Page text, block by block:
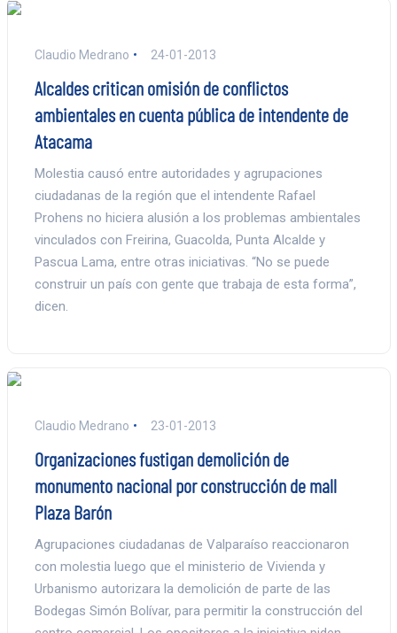
Claudio Medrano 24-01-2013
Alcaldes critican omisión de conflictos
ambientales en cuenta pública de intendente de
Atacama
Molestia causó entre autoridades y agrupaciones
ciudadanas de la región que el intendente Rafael
Prohens no hiciera alusión a los problemas ambientales
vinculados con Freirina, Guacolda, Punta Alcalde y
Pascua Lama, entre otras iniciativas. “No se puede
construir un país con gente que trabaja de esta forma”,
dicen.
Claudio Medrano 23-01-2013
Organizaciones fustigan demolición de
monumento nacional por construcción de mall
Plaza Barón
Agrupaciones ciudadanas de Valparaíso reaccionaron
con molestia luego que el ministerio de Vivienda y
Urbanismo autorizara la demolición de parte de las
Bodegas Simón Bolívar, para permitir la construcción del